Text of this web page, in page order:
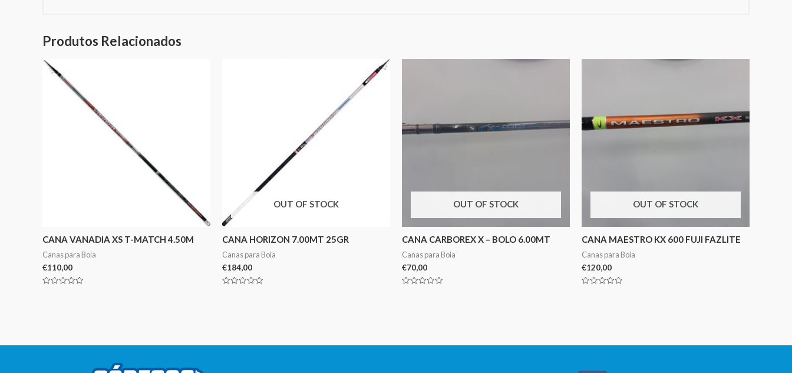
Produtos Relacionados
CANA VANADIA XS T-MATCH 4.50M
Canas para Boia
€110,00
OUT OF STOCK
CANA HORIZON 7.00MT 25GR
Canas para Boia
€184,00
OUT OF STOCK
CANA CARBOREX X – BOLO 6.00MT
Canas para Boia
€70,00
OUT OF STOCK
CANA MAESTRO KX 600 FUJI FAZLITE
Canas para Boia
€120,00